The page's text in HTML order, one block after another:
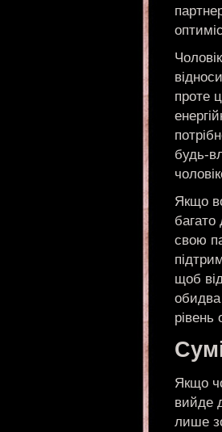
проте
будь-
Якщо
багато
свою
щоб
рівень
Якщо
вийде
лише